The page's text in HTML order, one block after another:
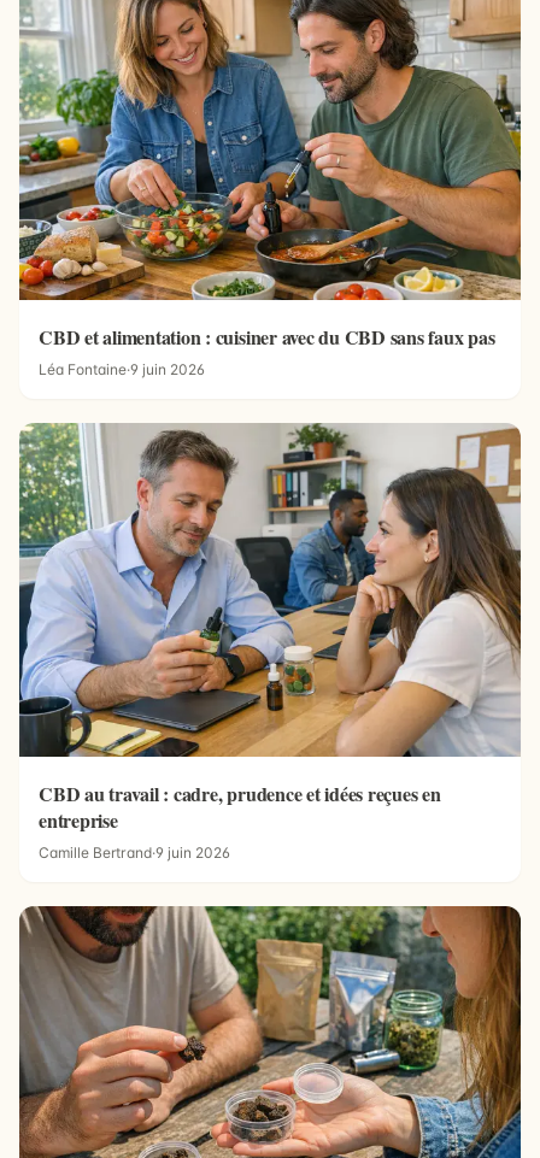
CBD et alimentation : cuisiner avec du CBD sans faux pas
Léa Fontaine·9 juin 2026
CBD au travail : cadre, prudence et idées reçues en
entreprise
Camille Bertrand·9 juin 2026